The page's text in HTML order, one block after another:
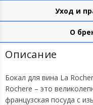
Уход и
О
Описание
Бокал для вина La
Rochere – это
французская посуда с